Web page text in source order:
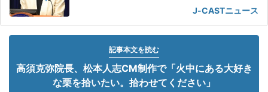
J-CASTニュース
記事本文を読む
高須克弥院長、松本人志CM制作で「火中にある大好き
な栗を拾いたい。拾わせてください」